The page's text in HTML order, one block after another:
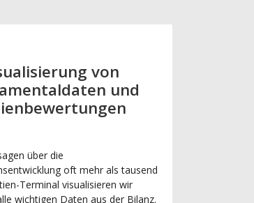
von
und
über die
oft mehr als tausend
Terminal visualisieren wir
wichtigen Daten aus der Bilanz.